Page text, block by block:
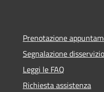
Prenotazione
Segnalazione disservizio
Leggi le FAQ
Richiesta assistenza